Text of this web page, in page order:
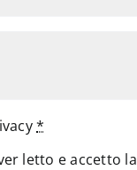
*
letto e accetto la